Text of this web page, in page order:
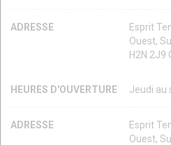
ADRESSE
Esprit
Ouest,
H2N 2J9
HEURES D'OUVERTURE Jeudi au
ADRESSE
Esprit
Ouest,